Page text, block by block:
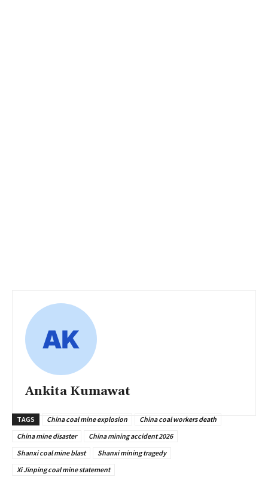
Ankita Kumawat
TAGS China coal mine explosion
China coal workers death
China mine disaster
China mining accident 2026
Shanxi coal mine blast
Shanxi mining tragedy
Xi Jinping coal mine statement